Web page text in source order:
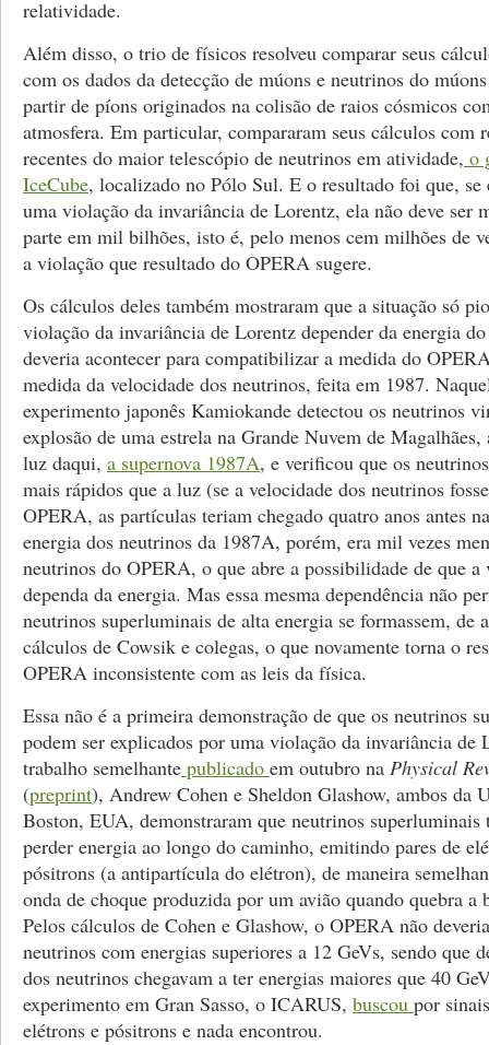
relatividade.
Além disso, o trio de físicos resolveu comparar seus
com os dados da detecção de múons e neutrinos do
partir de píons originados na colisão de raios cósmicos
atmosfera. Em particular, compararam seus cálculos com
recentes do maior telescópio de neutrinos em atividade, o
IceCube, localizado no Pólo Sul. E o resultado foi que, se
uma violação da invariância de Lorentz, ela não deve ser
parte em mil bilhões, isto é, pelo menos cem milhões de
a violação que resultado do OPERA sugere.
Os cálculos deles também mostraram que a situação só
violação da invariância de Lorentz depender da energia
deveria acontecer para compatibilizar a medida do
medida da velocidade dos neutrinos, feita em 1987.
experimento japonês Kamiokande detectou os neutrinos
explosão de uma estrela na Grande Nuvem de
luz daqui, a supernova 1987A, e verificou que os
mais rápidos que a luz (se a velocidade dos neutrinos
OPERA, as partículas teriam chegado quatro anos antes
energia dos neutrinos da 1987A, porém, era mil vezes
neutrinos do OPERA, o que abre a possibilidade de que a
dependa da energia. Mas essa mesma dependência não
neutrinos superluminais de alta energia se formassem, de
cálculos de Cowsik e colegas, o que novamente torna o
OPERA inconsistente com as leis da física.
Essa não é a primeira demonstração de que os neutrinos
podem ser explicados por uma violação da invariância de
trabalho semelhante publicado em outubro na Physical
(preprint), Andrew Cohen e Sheldon Glashow, ambos da
Boston, EUA, demonstraram que neutrinos superluminais
perder energia ao longo do caminho, emitindo pares de
pósitrons (a antipartícula do elétron), de maneira
onda de choque produzida por um avião quando quebra a
Pelos cálculos de Cohen e Glashow, o OPERA não
neutrinos com energias superiores a 12 GeVs, sendo que
dos neutrinos chegavam a ter energias maiores que 40
experimento em Gran Sasso, o ICARUS, buscou por
elétrons e pósitrons e nada encontrou.